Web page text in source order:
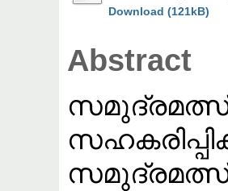
Download (121kB)
Abstract